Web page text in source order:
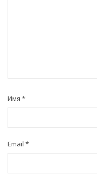
Имя *
Email *